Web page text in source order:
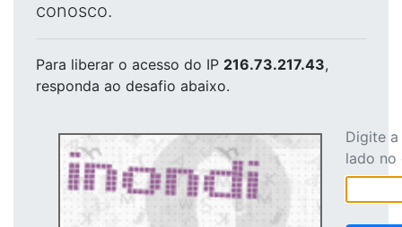
conosco.
Para liberar o acesso do IP 216.73.217.43,
responda ao desafio abaixo.
Digite
lado no